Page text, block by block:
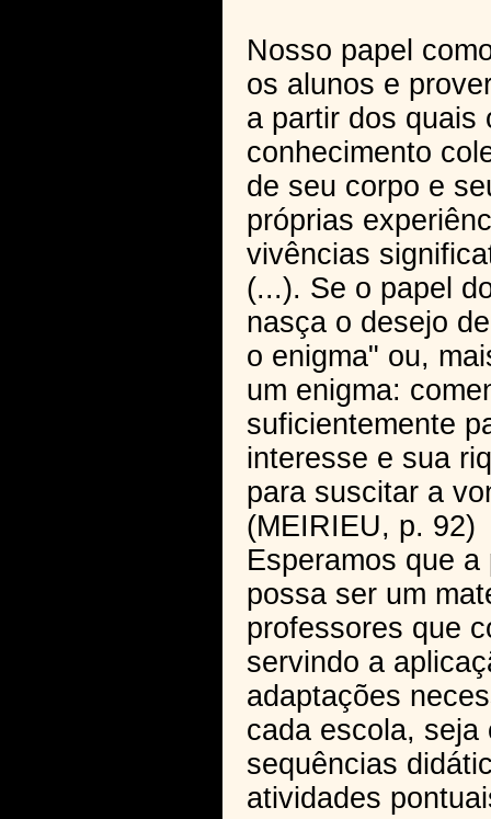
Nosso papel
os alunos e
a partir dos quais
conhecimento
de seu corpo e
próprias
vivências
(...). Se o papel
nasça o desejo
o enigma" ou,
um enigma:
suficientemente
interesse e sua
para suscitar a
(MEIRIEU, p. 92)
Esperamos que
possa ser um
professores que
servindo a
adaptações
cada escola, seja
sequências
atividades